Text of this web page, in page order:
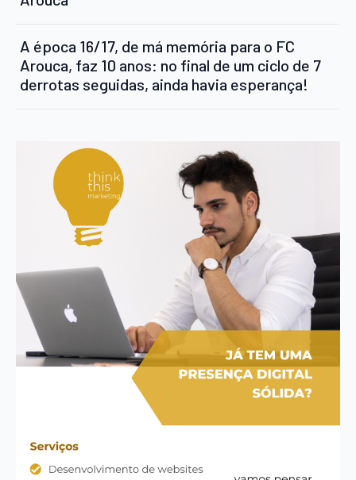
A época 16/17, de má memória para o FC
Arouca, faz 10 anos: no final de um ciclo de 7
derrotas seguidas, ainda havia esperança!